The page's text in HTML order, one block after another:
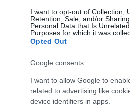
I want to opt-out of Collection,
Retention, Sale, and/or
Personal Data that Is
Purposes for which it was
Opted Out
Google consents
I want to allow Google to
related to advertising like
device identifiers in apps.
07/08/2026
«Αντίο» με ήττα για τις